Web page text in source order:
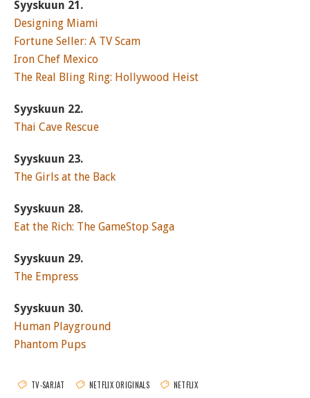
Syyskuun 21.
Designing Miami
Fortune Seller: A TV Scam
Iron Chef Mexico
The Real Bling Ring: Hollywood Heist
Syyskuun 22.
Thai Cave Rescue
Syyskuun 23.
The Girls at the Back
Syyskuun 28.
Eat the Rich: The GameStop Saga
Syyskuun 29.
The Empress
Syyskuun 30.
Human Playground
Phantom Pups
TV-SARJAT NETFLIX ORIGINALS NETFLIX